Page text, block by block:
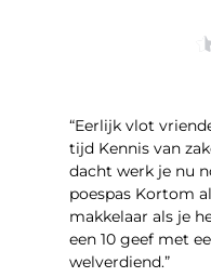
“Eerlijk vlot
tijd Kennis van
dacht werk je nu
poespas Kortom
makkelaar als je
een 10 geef met
welverdiend.”